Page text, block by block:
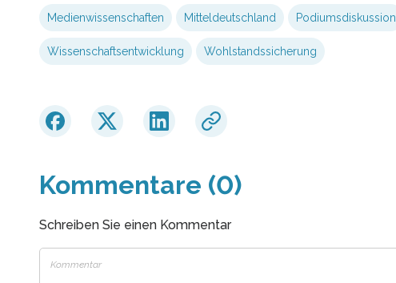
Medienwissenschaften Mitteldeutschland Podiumsdiskussion
Wissenschaftsentwicklung Wohlstandssicherung
Kommentare (0)
Schreiben Sie einen Kommentar